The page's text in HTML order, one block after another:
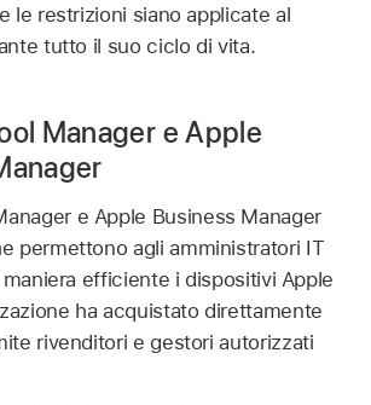
le restrizioni siano applicate al
tutto il suo ciclo di vita.
Manager e Apple
e Apple Business Manager
permettono agli amministratori IT
efficiente i dispositivi Apple
ha acquistato direttamente
rivenditori e gestori autorizzati